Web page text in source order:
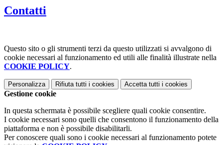
Contatti
Questo sito o gli strumenti terzi da questo utilizzati si avvalgono di
cookie necessari al funzionamento ed utili alle finalità illustrate nella
COOKIE POLICY.
Personalizza Rifiuta tutti i cookies Accetta tutti i cookies
Gestione cookie
In questa schermata è possibile scegliere quali cookie consentire.
I cookie necessari sono quelli che consentono il funzionamento della
piattaforma e non è possibile disabilitarli.
Per conoscere quali sono i cookie necessari al funzionamento potete